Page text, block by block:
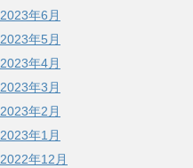
2023年6月
2023年5月
2023年4月
2023年3月
2023年2月
2023年1月
2022年12月